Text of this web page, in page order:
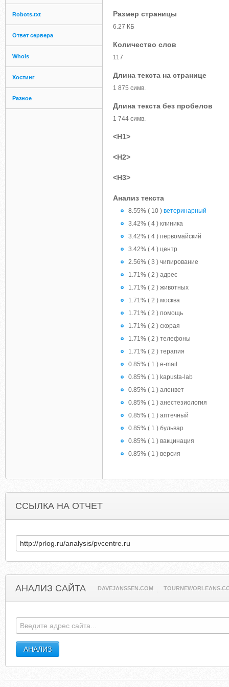
Robots.txt
Ответ сервера
Whois
Хостинг
Разное
Размер страницы
6.27 КБ
Количество слов
117
Длина текста на странице
1 875 симв.
Длина текста без пробелов
1 744 симв.
<H1>
<H2>
<H3>
Анализ текста
8.55% ( 10 ) ветеринарный
3.42% ( 4 ) клиника
3.42% ( 4 ) первомайский
3.42% ( 4 ) центр
2.56% ( 3 ) чипирование
1.71% ( 2 ) адрес
1.71% ( 2 ) животных
1.71% ( 2 ) москва
1.71% ( 2 ) помощь
1.71% ( 2 ) скорая
1.71% ( 2 ) телефоны
1.71% ( 2 ) терапия
0.85% ( 1 ) e-mail
0.85% ( 1 ) kapusta-lab
0.85% ( 1 ) аленвет
0.85% ( 1 ) анестезиология
0.85% ( 1 ) аптечный
0.85% ( 1 ) бульвар
0.85% ( 1 ) вакцинация
0.85% ( 1 ) версия
ССЫЛКА НА ОТЧЕТ
АНАЛИЗ САЙТА DAVEJANSSEN.COM